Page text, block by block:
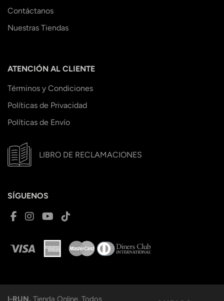
Contáctanos
Nuestras Tiendas
ATENCIÓN AL CLIENTE
Términos y Condiciones
Políticas de Privacidad
Políticas de Envío
LIBRO DE RECLAMACIONES
SÍGUENOS
I-RUN. Tienda Online. Todos